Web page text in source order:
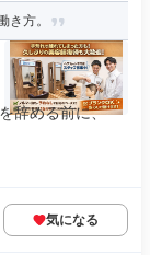
き方。
辞める前に、
気になる